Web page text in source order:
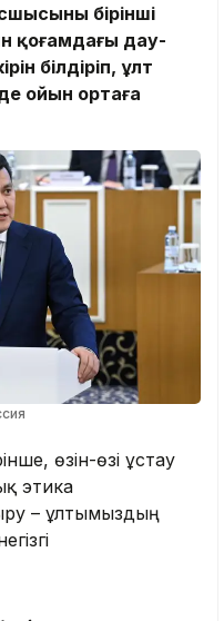
бірінші
қоғамдағы дау-
білдіріп, ұлт
ойын ортаға
өзін-өзі ұстау
этика
– ұлтымыздың